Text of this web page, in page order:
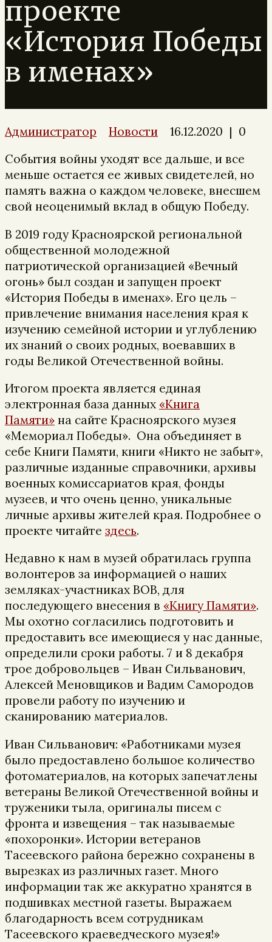
проекте
«История Победы
в именах»
Администратор Новости 16.12.2020 | 0
События войны уходят все дальше, и все
меньше остается ее живых свидетелей, но
память важна о каждом человеке, внесшем
свой неоценимый вклад в общую Победу.
В 2019 году Красноярской региональной
общественной молодежной
патриотической организацией «Вечный
огонь» был создан и запущен проект
«История Победы в именах». Его цель –
привлечение внимания населения края к
изучению семейной истории и углублению
их знаний о своих родных, воевавших в
годы Великой Отечественной войны.
Итогом проекта является единая
электронная база данных «Книга
Памяти» на сайте Красноярского музея
«Мемориал Победы». Она объединяет в
себе Книги Памяти, книги «Никто не забыт»,
различные изданные справочники, архивы
военных комиссариатов края, фонды
музеев, и что очень ценно, уникальные
личные архивы жителей края. Подробнее о
проекте читайте здесь.
Недавно к нам в музей обратилась группа
волонтеров за информацией о наших
земляках-участниках ВОВ, для
последующего внесения в «Книгу Памяти».
Мы охотно согласились подготовить и
предоставить все имеющиеся у нас данные,
определили сроки работы. 7 и 8 декабря
трое добровольцев – Иван Сильванович,
Алексей Меновщиков и Вадим Самородов
провели работу по изучению и
сканированию материалов.
Иван Сильванович: «Работниками музея
было предоставлено большое количество
фотоматериалов, на которых запечатлены
ветераны Великой Отечественной войны и
труженики тыла, оригиналы писем с
фронта и извещения – так называемые
«похоронки». Истории ветеранов
Тасеевского района бережно сохранены в
вырезках из различных газет. Много
информации так же аккуратно хранятся в
подшивках местной газеты. Выражаем
благодарность всем сотрудникам
Тасеевского краеведческого музея!»